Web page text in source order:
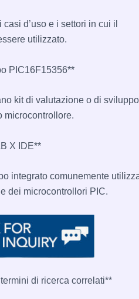
d’uso e i settori in cui il
utilizzato.
PIC16F15356**
kit di valutazione o di
microcontrollore.
X IDE**
integrato comunemente
dei microcontrollori PIC.
di ricerca correlati**